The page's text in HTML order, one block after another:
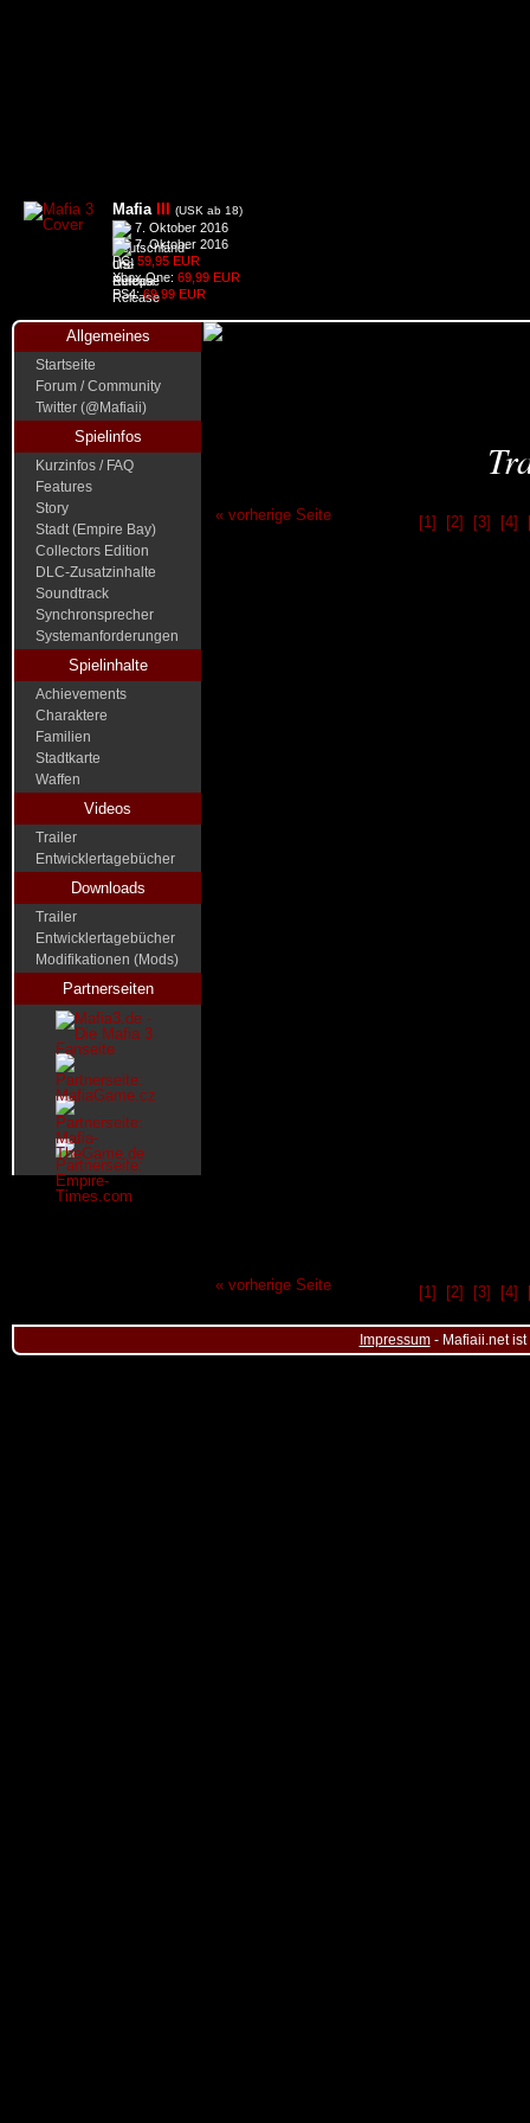
Mafia (USK ab 18)
7. Oktober 2016
7. Oktober 2016
PC: 59,95 EUR
Xbox One: 69,99 EUR
PS4:69,99 EUR
Allgemeines
Startseite
Forum / Community
Twitter (@Mafiaii)
Spielinfos
Kurzinfos / FAQ
Features
Story
Stadt (Empire Bay)
Collectors Edition
DLC-Zusatzinhalte
Soundtrack
Synchronsprecher
Systemanforderungen
Spielinhalte
Achievements
Charaktere
Familien
Stadtkarte
Waffen
Videos
Trailer
Entwicklertagebücher
Downloads
Trailer
Entwicklertagebücher
Modifikationen (Mods)
Partnerseiten
« vorherige Seite [1] [2] [3] [4]
« vorherige Seite [1] [2] [3] [4]
Impressum- Mafiaii.net ist